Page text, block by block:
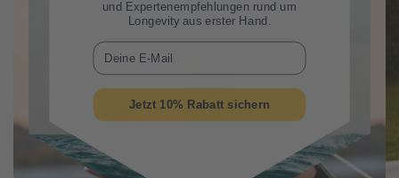
und Expertenempfehlungen rund um
Longevity aus erster Hand.
E-Mail
Jetzt 10% Rabatt sichern